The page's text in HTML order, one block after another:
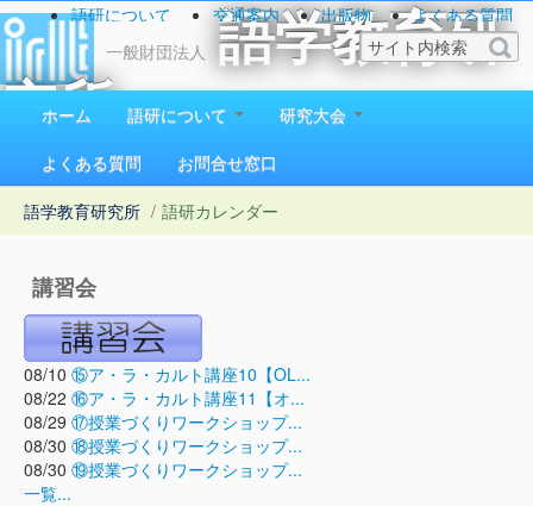
一般財団法人
語学教育研
究所
1923（大正12）年創立
語研について 交通案内 出版物
よくある質問
お問い合わせ
ホーム 語研について
研究大会
よくある質問
お問合せ窓口
語学教育研究所 / 語研カレンダー
講習会
08/10 ⑮ア・ラ・カルト講座10【OL...
08/22 ⑯ア・ラ・カルト講座11【オ...
08/29 ⑰授業づくりワークショップ...
08/30 ⑱授業づくりワークショップ...
08/30 ⑲授業づくりワークショップ...
一覧...